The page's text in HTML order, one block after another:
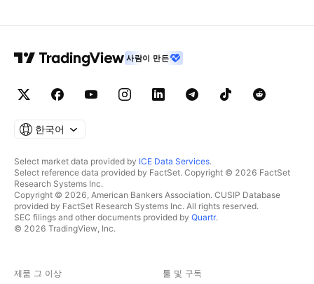
사람이 만든
한국어
Select market data provided by ICE Data Services.
Select reference data provided by FactSet. Copyright © 2026 FactSet
Research Systems Inc.
Copyright © 2026, American Bankers Association. CUSIP Database
provided by FactSet Research Systems Inc. All rights reserved.
SEC filings and other documents provided by Quartr.
© 2026 TradingView, Inc.
제품 그 이상 툴 및 구독